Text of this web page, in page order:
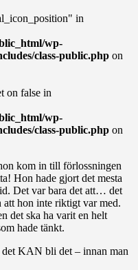
in
wp-
class-public.php on
on false in
wp-
class-public.php on
kom in till förlossningen
Hon hade gjort det mesta
Det var bara det att… det
hon inte riktigt var med.
det ska ha varit en helt
hade tänkt.
KAN bli det – innan man